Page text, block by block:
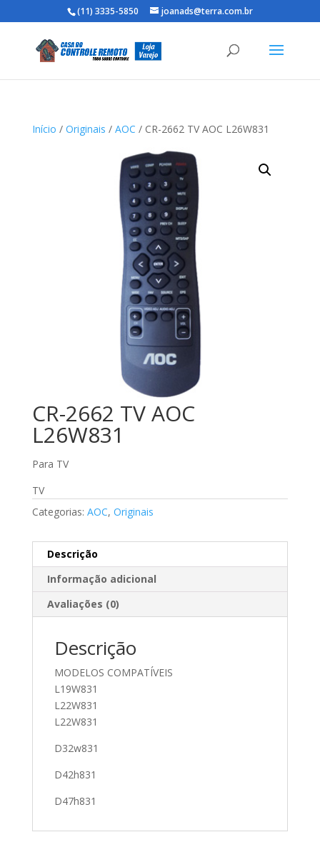
(11) 3335-5850 joanads@terra.com.br
Início / Originais / AOC / CR-2662 TV AOC L26W831
CR-2662 TV AOC
L26W831
Para TV
TV
Categorias: AOC, Originais
Descrição
Informação adicional
Avaliações (0)
Descrição
MODELOS COMPATÍVEIS
L19W831
L22W831
L22W831
D32w831
D42h831
D47h831